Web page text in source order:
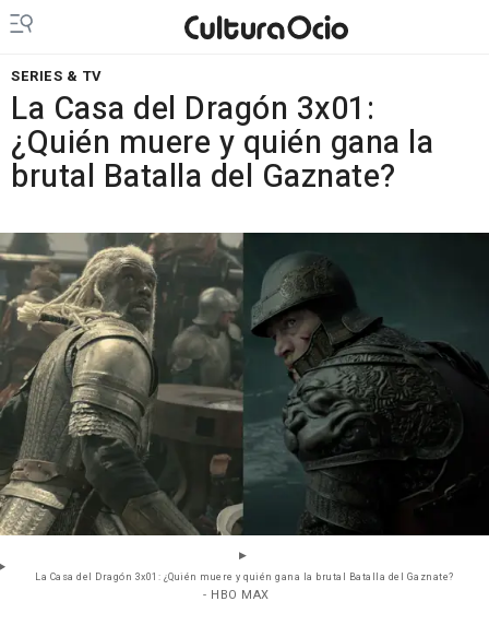
SERIES & TV
La Casa del Dragón 3x01:
¿Quién muere y quién gana la
brutal Batalla del Gaznate?
La Casa del Dragón 3x01: ¿Quién muere y quién gana la brutal Batalla del Gaznate?
- HBO MAX